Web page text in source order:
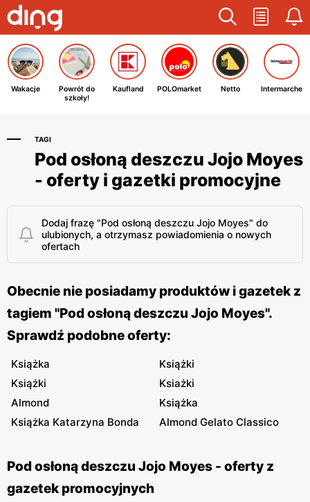
Wakacje
Powrót do
szkoły!
Kaufland POLOmarket Netto Intermarche
TAGI
Pod osłoną deszczu Jojo Moyes
- oferty i gazetki promocyjne
Dodaj frazę "Pod osłoną deszczu Jojo Moyes" do
ulubionych, a otrzymasz powiadomienia o nowych
ofertach
Obecnie nie posiadamy produktów i gazetek z
tagiem "Pod osłoną deszczu Jojo Moyes".
Sprawdź podobne oferty:
Książka
Książki
Książki
Ksiażki
Almond
Książka
Książka Katarzyna Bonda
Almond Gelato Classico
Pod osłoną deszczu Jojo Moyes - oferty z
gazetek promocyjnych